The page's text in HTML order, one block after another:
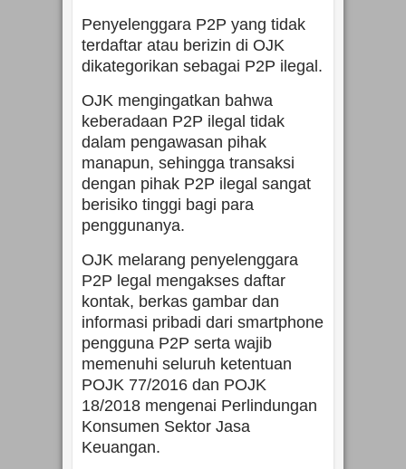
Penyelenggara P2P yang tidak
terdaftar atau berizin di OJK
dikategorikan sebagai P2P ilegal.
OJK mengingatkan bahwa
keberadaan P2P ilegal tidak
dalam pengawasan pihak
manapun, sehingga transaksi
dengan pihak P2P ilegal sangat
berisiko tinggi bagi para
penggunanya.
OJK melarang penyelenggara
P2P legal mengakses daftar
kontak, berkas gambar dan
informasi pribadi dari smartphone
pengguna P2P serta wajib
memenuhi seluruh ketentuan
POJK 77/2016 dan POJK
18/2018 mengenai Perlindungan
Konsumen Sektor Jasa
Keuangan.